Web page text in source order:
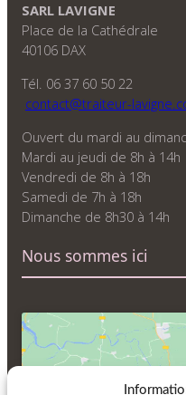
SARL LAVIGNE
Place de la Cathédrale
40106 DAX
Tél. 06 37 60 50 22
contact@traiteur-
Ouvert du mardi au
Mardi au jeudi de 8h à 14h
Vendredi de 8h à 18h
Samedi de 7h à 18h
Dimanche de 8h30 à 14h
Nous sommes ici